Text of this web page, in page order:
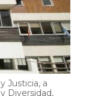
Justicia, a
Diversidad,